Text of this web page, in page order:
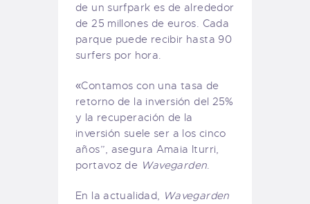
de un surfpark es de alrededor
de 25 millones de euros. Cada
parque puede recibir hasta 90
surfers por hora.
«Contamos con una tasa de
retorno de la inversión del 25%
y la recuperación de la
inversión suele ser a los cinco
años”, asegura Amaia Iturri,
portavoz de Wavegarden.
En la actualidad, Wavegarden